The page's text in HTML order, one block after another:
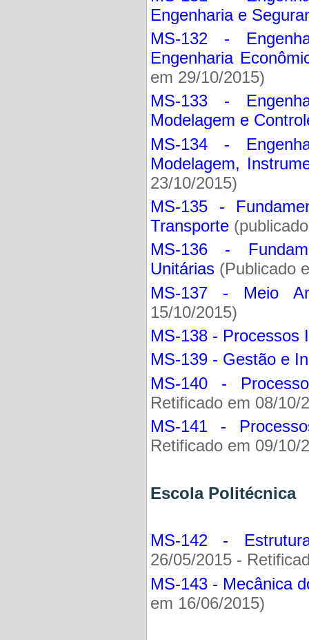
Engenharia e
MS-132 -
Engenharia
em 29/10/2015)
MS-133 -
Modelagem e
MS-134 -
Modelagem,
23/10/2015)
MS-135 -
Transporte
MS-136 -
Unitárias (Publicado
MS-137 - Meio
15/10/2015)
MS-138 - Processos
MS-139 - Gestão e
MS-140 -
Retificado em 08/10/
MS-141 -
Retificado em 09/10/
Escola
MS-142 -
26/05/2015 -
MS-143 - Mecânica
em 16/06/2015)